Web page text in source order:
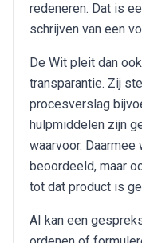
redeneren. Dat is
schrijven van een
De Wit pleit dan
transparantie. Zij
procesverslag
hulpmiddelen zijn
waarvoor.
beoordeeld, maar
tot dat product is
AI kan een